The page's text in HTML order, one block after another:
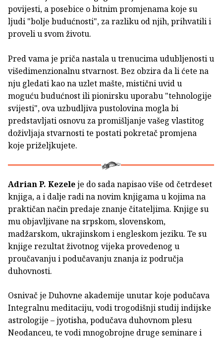
povijesti, a posebice o bitnim promjenama koje su
ljudi "bolje budućnosti", za razliku od njih, prihvatili i
proveli u svom životu.
Pred vama je priča nastala u trenucima udubljenosti u
višedimenzionalnu stvarnost. Bez obzira da li ćete na
nju gledati kao na uzlet mašte, mistični uvid u
moguću budućnost ili pionirsku uporabu "tehnologije
svijesti", ova uzbudljiva pustolovina mogla bi
predstavljati osnovu za promišljanje vašeg vlastitog
doživljaja stvarnosti te postati pokretač promjena
koje priželjkujete.
Adrian P. Kezeleje do sada napisao više od četrdeset
knjiga, a i dalje radi na novim knjigama u kojima na
praktičan način predaje znanje čitateljima. Knjige su
mu objavljivane na srpskom, slovenskom,
madžarskom, ukrajinskom i engleskom jeziku. Te su
knjige rezultat životnog vijeka provedenog u
proučavanju i podučavanju znanja iz područja
duhovnosti.
Osnivač je Duhovne akademije unutar koje podučava
Integralnu meditaciju, vodi trogodišnji studij indijske
astrologije – jyotisha, podučava duhovnom plesu
Neodanceu, te vodi mnogobrojne druge seminare i